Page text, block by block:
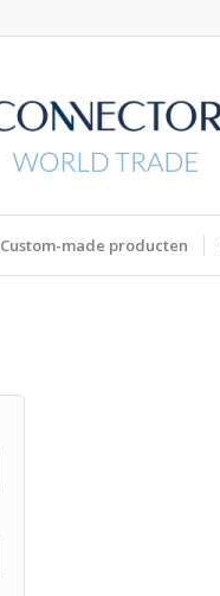
Custom-made producten